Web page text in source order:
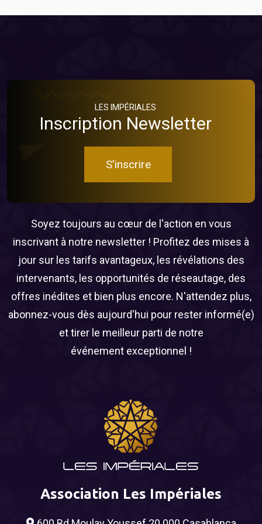
LES IMPÉRIALES
Inscription Newsletter
S'inscrire
Soyez toujours au cœur de l'action en vous
inscrivant à notre newsletter ! Profitez des mises à
jour sur les tarifs avantageux, les révélations des
intervenants, les opportunités de réseautage, des
offres inédites et bien plus encore. N'attendez plus,
abonnez-vous dès aujourd'hui pour rester informé(e)
et tirer le meilleur parti de notre
événement exceptionnel !
Association Les Impériales